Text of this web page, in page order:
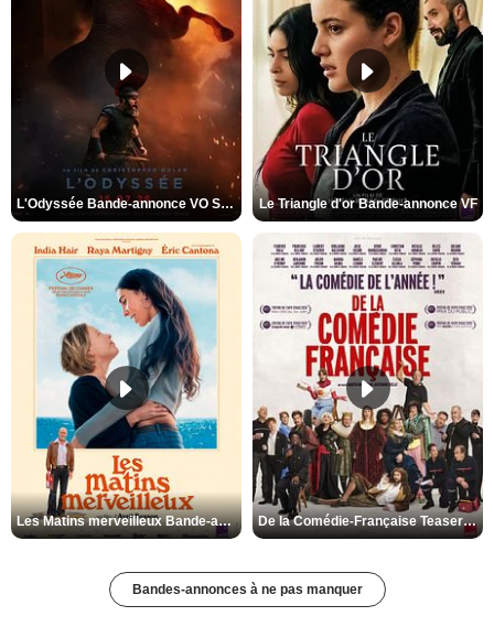
L'Odyssée Bande-annonce VO STFR Le Triangle d'or Bande-annonce VF
Les Matins merveilleux Bande-annonce VF De la Comédie-Française Teaser VF
Bandes-annonces à ne pas manquer